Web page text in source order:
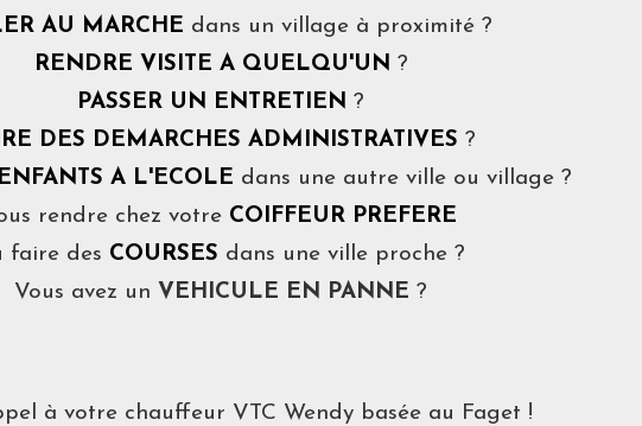
AU MARCHE dans un village à proximité ?
RENDRE VISITE A QUELQU'UN ?
PASSER UN ENTRETIEN ?
DES DEMARCHES ADMINISTRATIVES ?
ENFANTS A L'ECOLE dans une autre ville ou village ?
rendre chez votre COIFFEUR PREFERE
faire des COURSES dans une ville proche ?
Vous avez un VEHICULE EN PANNE ?
à votre chauffeur VTC Wendy basée au Faget !